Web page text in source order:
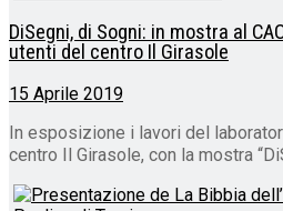
DiSegni, di Sogni: in mostra al
utenti del centro Il Girasole
15 Aprile 2019
In esposizione i lavori del
centro Il Girasole, con la mostra